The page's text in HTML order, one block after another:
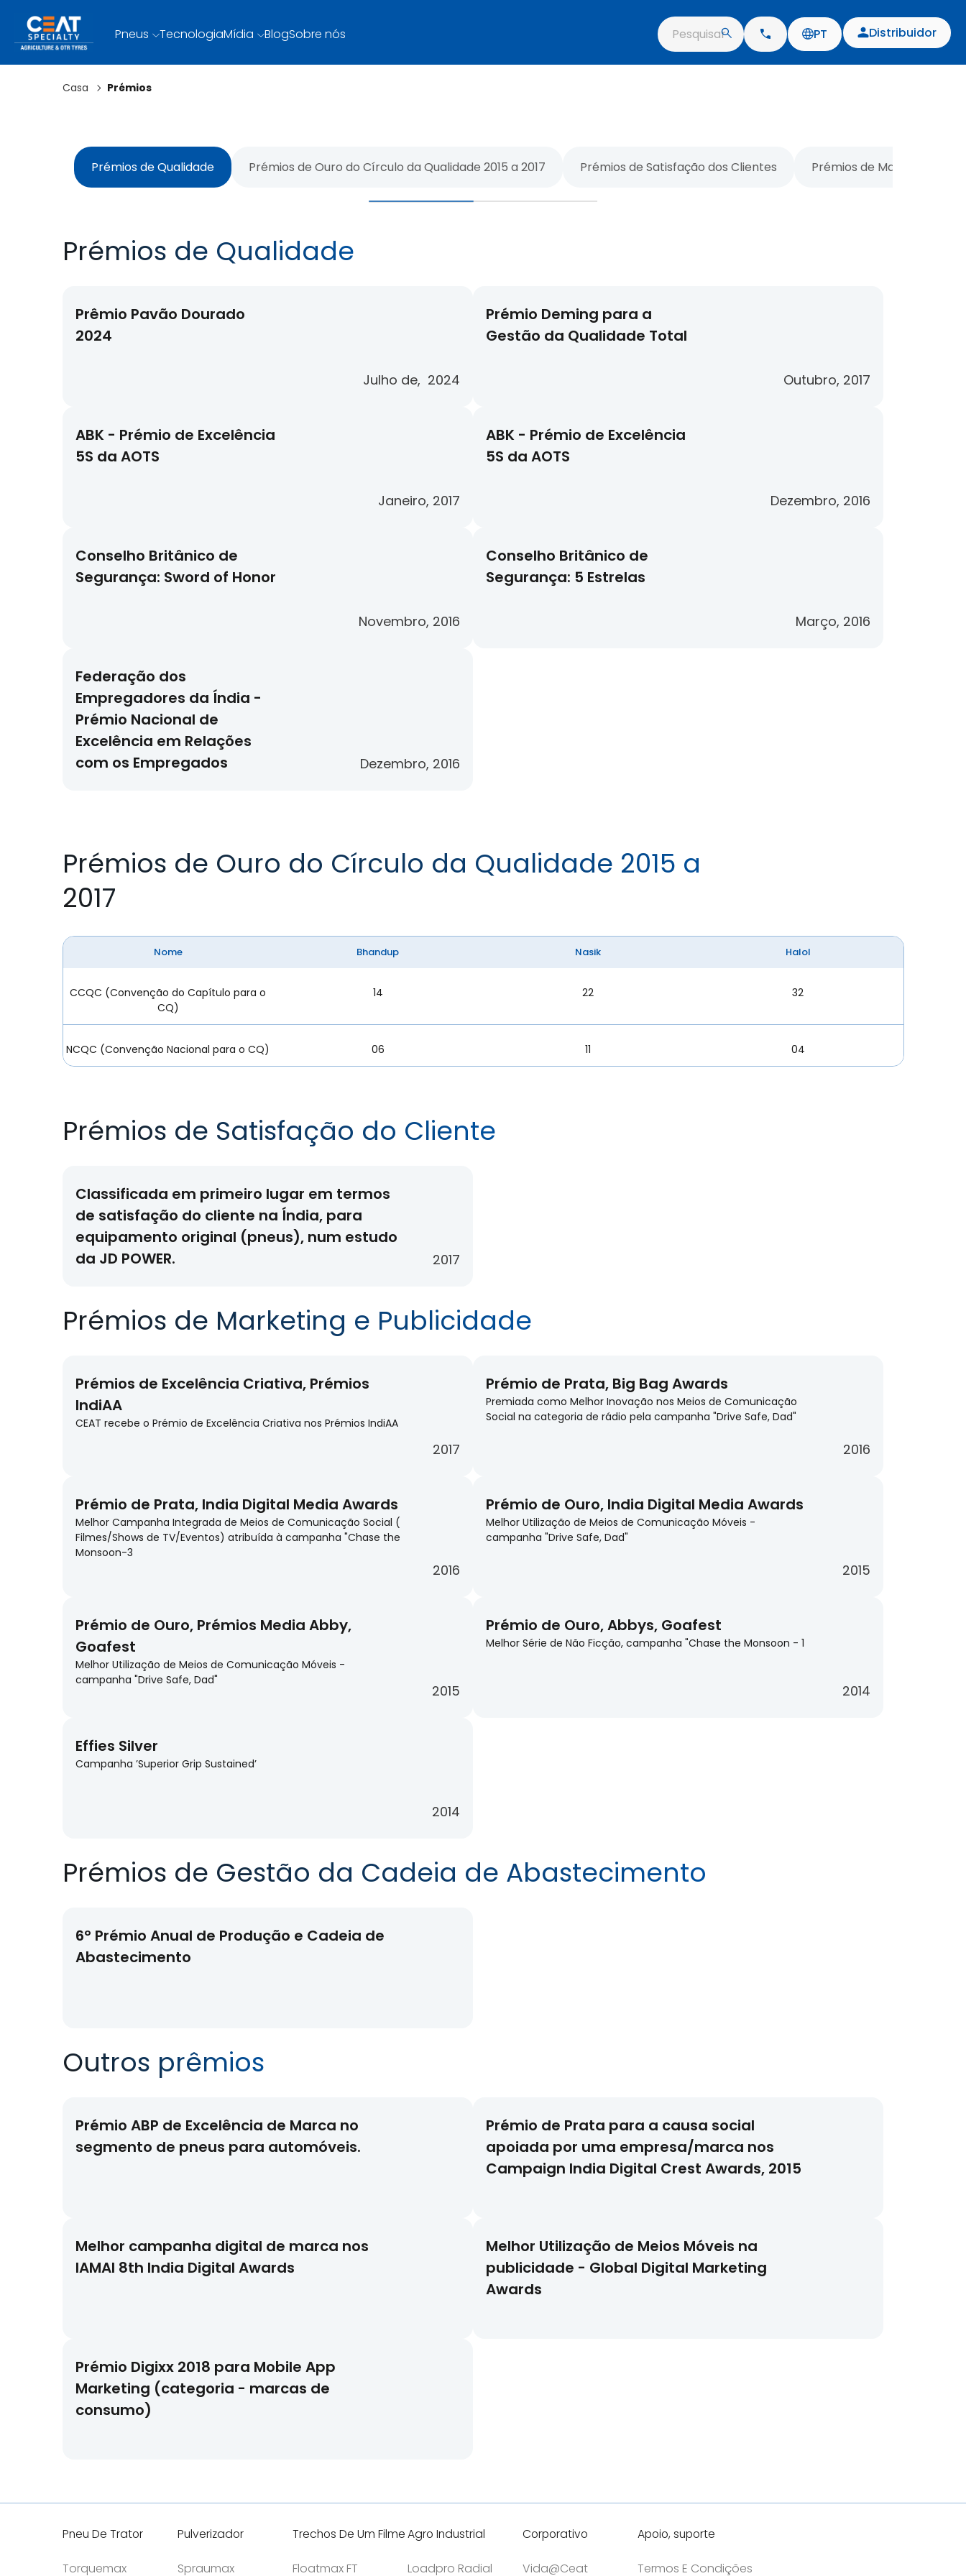
Pneus TecnologiaMídia BlogSobre nós Pesquisar PT Distribuidor
Casa Prémios
Prémios de Qualidade Prémios de Ouro do Círculo da Qualidade 2015 a 2017 Prémios de Satisfação dos Clientes Prémios de Marketing e
Prémios de Qualidade
Prêmio Pavão Dourado
2024
Julho de, 2024
Prémio Deming para a
Gestão da Qualidade Total
Outubro, 2017
ABK - Prémio de Excelência
5S da AOTS
Janeiro, 2017
ABK - Prémio de Excelência
5S da AOTS
Dezembro, 2016
Conselho Britânico de
Segurança: Sword of Honor
Novembro, 2016
Conselho Britânico de
Segurança: 5 Estrelas
Março, 2016
Federação dos
Empregadores da Índia -
Prémio Nacional de
Excelência em Relações
com os Empregados
Dezembro, 2016
Prémios de Ouro do Círculo da Qualidade 2015 a
2017
Nome Bhandup Nasik Halol
CCQC (Convenção do Capítulo para o
CQ)
14 22 32
NCQC (Convenção Nacional para o CQ) 06 11 04
Prémios de Satisfação do Cliente
Classificada em primeiro lugar em termos
de satisfação do cliente na Índia, para
equipamento original (pneus), num estudo
da JD POWER.
2017
Prémios de Marketing e Publicidade
CEAT recebe o Prémio de Excelência Criativa nos Prémios IndiAA
Prémios de Excelência Criativa, Prémios
IndiAA
2017
Premiada como Melhor Inovação nos Meios de Comunicação
Social na categoria de rádio pela campanha "Drive Safe, Dad"
Prémio de Prata, Big Bag Awards
2016
Melhor Campanha Integrada de Meios de Comunicação Social (
Filmes/Shows de TV/Eventos) atribuída à campanha "Chase the
Monsoon-3
Prémio de Prata, India Digital Media Awards
2016
Melhor Utilização de Meios de Comunicação Móveis -
campanha "Drive Safe, Dad"
Prémio de Ouro, India Digital Media Awards
2015
Melhor Utilização de Meios de Comunicação Móveis -
campanha "Drive Safe, Dad"
Prémio de Ouro, Prémios Media Abby,
Goafest
2015
Melhor Série de Não Ficção, campanha "Chase the Monsoon - 1
Prémio de Ouro, Abbys, Goafest
2014
Campanha ’Superior Grip Sustained’
Effies Silver
2014
Prémios de Gestão da Cadeia de Abastecimento
6º Prémio Anual de Produção e Cadeia de
Abastecimento
Outros prêmios
Prémio ABP de Excelência de Marca no
segmento de pneus para automóveis.
Prémio de Prata para a causa social
apoiada por uma empresa/marca nos
Campaign India Digital Crest Awards, 2015
Melhor campanha digital de marca nos
IAMAI 8th India Digital Awards
Melhor Utilização de Meios Móveis na
publicidade - Global Digital Marketing
Awards
Prémio Digixx 2018 para Mobile App
Marketing (categoria - marcas de
consumo)
Pneu De Trator
Torquemax
Pulverizador
Spraumax
Trechos De Um Filme
Floatmax FT
Agro Industrial
Loadpro Radial
Corporativo
Vida@Ceat
Apoio, suporte
Termos E Condições